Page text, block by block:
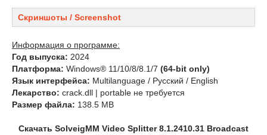
Скриншоты / Screenshot
Информация о программе:
Год выпуска: 2024
Платформа: Windows® 11/10/8/8.1/7 (64-bit only)
Язык интерфейса: Multilanguage / Русский / English
Лекарство: crack.dll | portable не требуется
Размер файла: 138.5 MB
Скачать SolveigMM Video Splitter 8.1.2410.31 Broadcast